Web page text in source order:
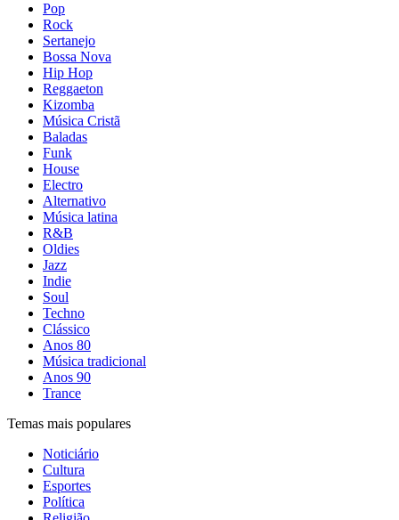
Pop
Rock
Sertanejo
Bossa Nova
Hip Hop
Reggaeton
Kizomba
Música Cristã
Baladas
Funk
House
Electro
Alternativo
Música latina
R&B
Oldies
Jazz
Indie
Soul
Techno
Clássico
Anos 80
Música tradicional
Anos 90
Trance
Temas mais populares
Noticiário
Cultura
Esportes
Política